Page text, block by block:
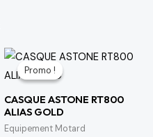
Promo !
Promo !
CASQUE ASTONE RT800
ALIAS GOLD
Equipement Motard
Le
prix
initial
1,717 د.م..
Le
1,288 د.م..